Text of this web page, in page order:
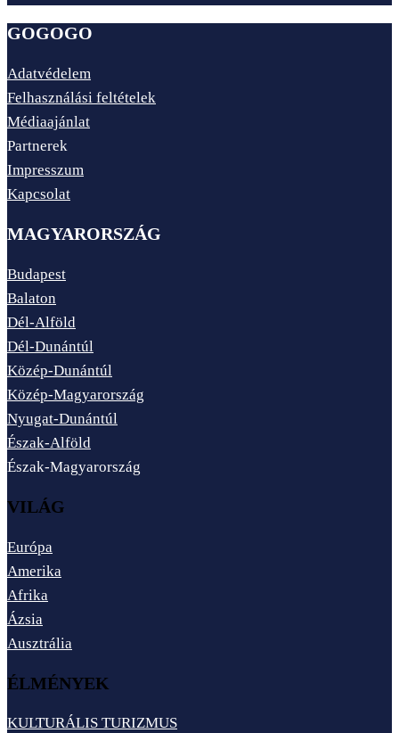
GOGOGO
Adatvédelem
Felhasználási feltételek
Médiaajánlat
Partnerek
Impresszum
Kapcsolat
MAGYARORSZÁG
Budapest
Balaton
Dél-Alföld
Dél-Dunántúl
Közép-Dunántúl
Közép-Magyarország
Nyugat-Dunántúl
Észak-Alföld
Észak-Magyarország
VILÁG
Európa
Amerika
Afrika
Ázsia
Ausztrália
ÉLMÉNYEK
KULTURÁLIS TURIZMUS